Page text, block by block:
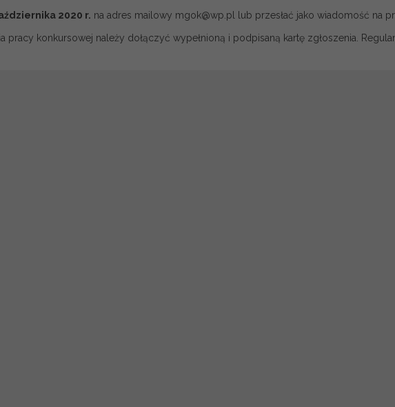
2020 r. na adres mailowy mgok@wp.pl lub przesłać jako wiadomość na
pracy konkursowej należy dołączyć wypełnioną i podpisaną kartę zgłoszenia.